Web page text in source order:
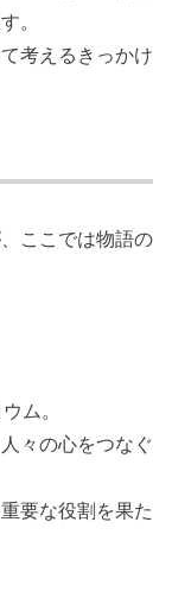
。
考えるきっかけ
ここでは物語の
ム。
々の心をつなぐ
要な役割を果た